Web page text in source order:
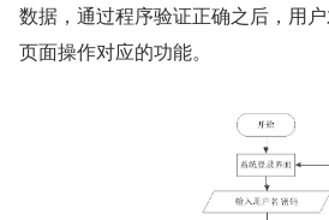
数据，通过程序验证正确之后，用
页面操作对应的功能。